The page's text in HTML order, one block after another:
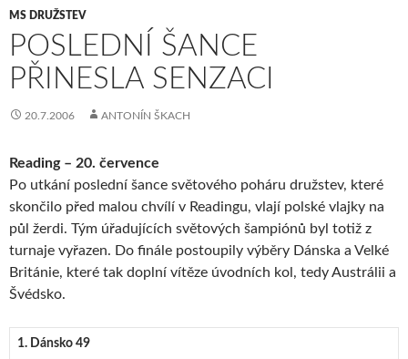
MS DRUŽSTEV
POSLEDNÍ ŠANCE
PŘINESLA SENZACI
20.7.2006 ANTONÍN ŠKACH
Reading – 20. července
Po utkání poslední šance světového poháru družstev, které
skončilo před malou chvílí v Readingu, vlají polské vlajky na
půl žerdi. Tým úřadujících světových šampiónů byl totiž z
turnaje vyřazen. Do finále postoupily výběry Dánska a Velké
Británie, které tak doplní vítěze úvodních kol, tedy Austrálii a
Švédsko.
1. Dánsko 49